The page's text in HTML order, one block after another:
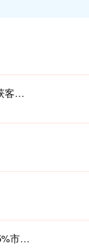
社区义诊“三步留资转化法”：从免费测血压到专科到院，把义诊获客转化率从3%拉至18%
早癌筛查私域转化实战：从胃肠镜检后随访到老客转介绍，把0.5%市占率做成区域第一的获客路径